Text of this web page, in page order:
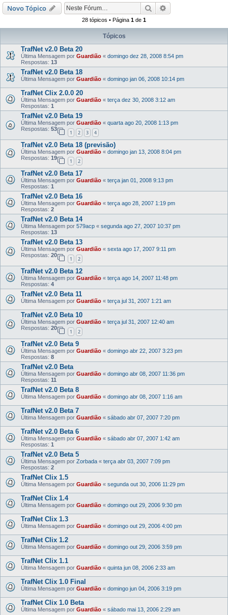
i
Novo Tópico Pesquisar
28 tópicos • Página 1 de 1
Tópicos
TrafNet v2.0 Beta 20
Última Mensagem por Guardião « domingo dez 28, 2008 8:54 pm
Respostas: 13
TrafNet v2.0 Beta 18
Última Mensagem por Guardião « domingo jan 06, 2008 10:14 pm
TrafNet Clix 2.0.0 20
Última Mensagem por Guardião « terça dez 30, 2008 3:12 am
Respostas: 1
TrafNet v2.0 Beta 19
Última Mensagem por Guardião « quarta ago 20, 2008 1:13 pm
Respostas: 53
1 2 3 4
TrafNet v2.0 Beta 18 (previsão)
Última Mensagem por Guardião « domingo jan 13, 2008 8:04 pm
Respostas: 19
1 2
TrafNet v2.0 Beta 17
Última Mensagem por Guardião « terça jan 01, 2008 9:13 pm
Respostas: 1
TrafNet v2.0 Beta 16
Última Mensagem por Guardião « terça ago 28, 2007 1:19 pm
Respostas: 2
TrafNet v2.0 Beta 14
Última Mensagem por 579acp « segunda ago 27, 2007 10:37 pm
Respostas: 13
TrafNet v2.0 Beta 13
Última Mensagem por Guardião « sexta ago 17, 2007 9:11 pm
Respostas: 20
1 2
TrafNet v2.0 Beta 12
Última Mensagem por Guardião « terça ago 14, 2007 11:48 pm
Respostas: 4
TrafNet v2.0 Beta 11
Última Mensagem por Guardião « terça jul 31, 2007 1:21 am
TrafNet v2.0 Beta 10
Última Mensagem por Guardião « terça jul 31, 2007 12:40 am
Respostas: 20
1 2
TrafNet v2.0 Beta 9
Última Mensagem por Guardião « domingo abr 22, 2007 3:23 pm
Respostas: 8
TrafNet v2.0 Beta
Última Mensagem por Guardião « domingo abr 08, 2007 11:36 pm
Respostas: 11
TrafNet v2.0 Beta 8
Última Mensagem por Guardião « domingo abr 08, 2007 1:16 am
TrafNet v2.0 Beta 7
Última Mensagem por Guardião « sábado abr 07, 2007 7:20 pm
TrafNet v2.0 Beta 6
Última Mensagem por Guardião « sábado abr 07, 2007 1:42 am
Respostas: 1
TrafNet v2.0 Beta 5
Última Mensagem por Zorbada « terça abr 03, 2007 7:09 pm
Respostas: 2
TrafNet Clix 1.5
Última Mensagem por Guardião « segunda out 30, 2006 11:29 pm
TrafNet Clix 1.4
Última Mensagem por Guardião « domingo out 29, 2006 9:30 pm
TrafNet Clix 1.3
Última Mensagem por Guardião « domingo out 29, 2006 4:00 pm
TrafNet Clix 1.2
Última Mensagem por Guardião « domingo out 29, 2006 3:59 pm
TrafNet Clix 1.1
Última Mensagem por Guardião « quinta jun 08, 2006 2:33 am
TrafNet Clix 1.0 Final
Última Mensagem por Guardião « domingo jun 04, 2006 3:19 pm
TrafNet Clix 1.0 Beta
Última Mensagem por Guardião « sábado mai 13, 2006 2:29 am